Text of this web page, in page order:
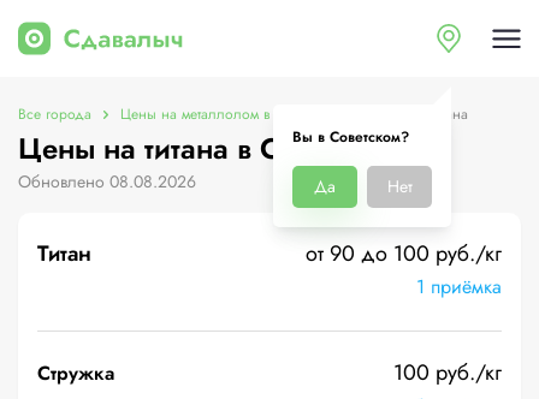
Вы в Советском?
Да Нет
Все города Цены на металлолом в Советском Цены на титана
Цены на титана в Советском
Обновлено 08.08.2026
Титан от 90 до 100 руб./кг
1 приёмка
Стружка 100 руб./кг